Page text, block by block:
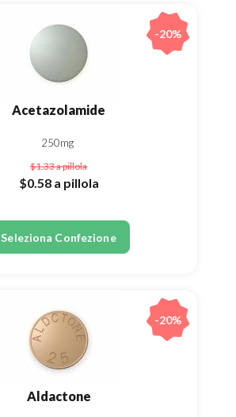
Acetazolamide
250mg
$1.33a pillola
$0.58 a pillola
Seleziona Confezione
-20%
Aldactone
-20%